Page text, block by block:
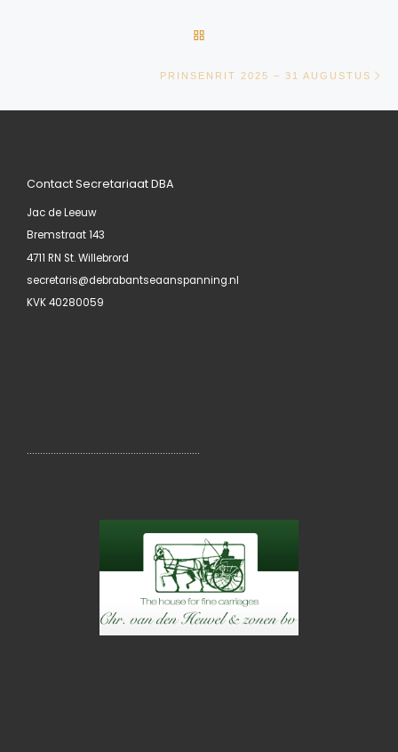
PRINSENRIT 2025 – 31 AUGUSTUS
Contact Secretariaat DBA
Jac de Leeuw
Bremstraat 143
4711 RN St. Willebrord
secretaris@debrabantseaanspanning.nl
KVK 40280059
………………………………………………………..